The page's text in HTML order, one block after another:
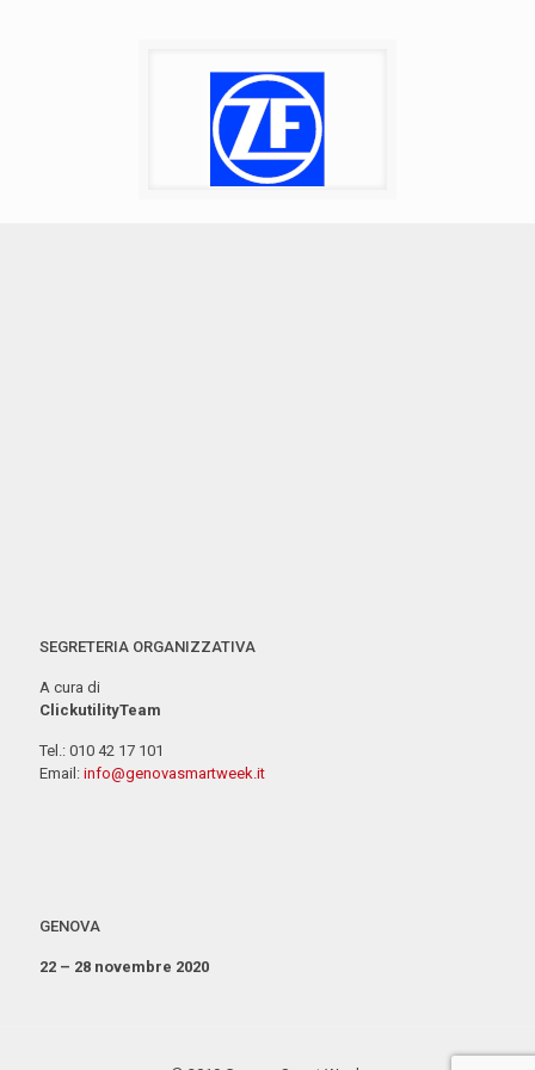
SEGRETERIA ORGANIZZATIVA
A cura di
ClickutilityTeam
Tel.: 010 42 17 101
Email: info@genovasmartweek.it
GENOVA
22 – 28 novembre 2020